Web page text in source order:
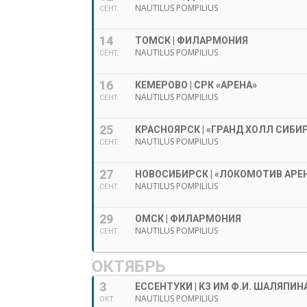
СЕНТ. NAUTILUS POMPILIUS
14
СЕНТ.
ТОМСК | ФИЛАРМОНИЯ
NAUTILUS POMPILIUS
16
СЕНТ.
КЕМЕРОВО | СРК «АРЕНА»
NAUTILUS POMPILIUS
25
СЕНТ.
КРАСНОЯРСК | «ГРАНД ХОЛЛ
NAUTILUS POMPILIUS
27
СЕНТ.
НОВОСИБИРСК | «ЛОКОМОТИВ
NAUTILUS POMPILIUS
29
СЕНТ.
ОМСК | ФИЛАРМОНИЯ
NAUTILUS POMPILIUS
ОКТЯБРЬ
3
ОКТ.
ЕССЕНТУКИ | КЗ ИМ Ф.И.
NAUTILUS POMPILIUS